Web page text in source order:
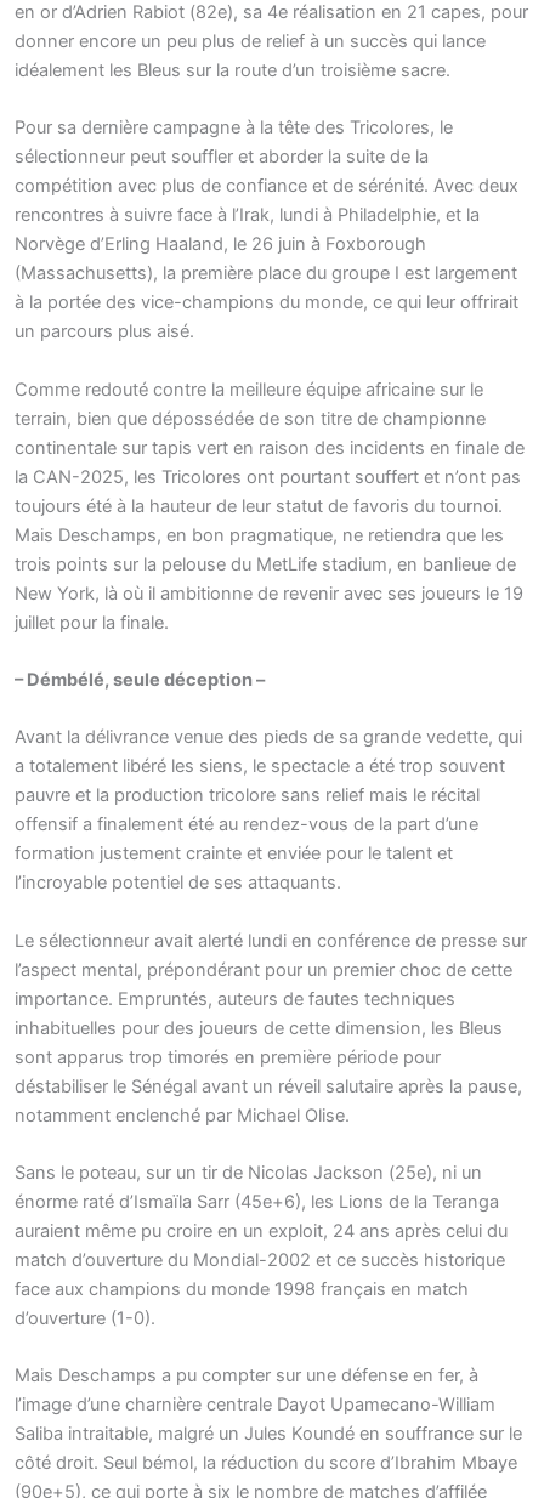
en or d’Adrien Rabiot (82e), sa 4e réalisation en 21 capes, pour
donner encore un peu plus de relief à un succès qui lance
idéalement les Bleus sur la route d’un troisième sacre.
Pour sa dernière campagne à la tête des Tricolores, le
sélectionneur peut souffler et aborder la suite de la
compétition avec plus de confiance et de sérénité. Avec deux
rencontres à suivre face à l’Irak, lundi à Philadelphie, et la
Norvège d’Erling Haaland, le 26 juin à Foxborough
(Massachusetts), la première place du groupe I est largement
à la portée des vice-champions du monde, ce qui leur offrirait
un parcours plus aisé.
Comme redouté contre la meilleure équipe africaine sur le
terrain, bien que dépossédée de son titre de championne
continentale sur tapis vert en raison des incidents en finale de
la CAN-2025, les Tricolores ont pourtant souffert et n’ont pas
toujours été à la hauteur de leur statut de favoris du tournoi.
Mais Deschamps, en bon pragmatique, ne retiendra que les
trois points sur la pelouse du MetLife stadium, en banlieue de
New York, là où il ambitionne de revenir avec ses joueurs le 19
juillet pour la finale.
– Démbélé, seule déception –
Avant la délivrance venue des pieds de sa grande vedette, qui
a totalement libéré les siens, le spectacle a été trop souvent
pauvre et la production tricolore sans relief mais le récital
offensif a finalement été au rendez-vous de la part d’une
formation justement crainte et enviée pour le talent et
l’incroyable potentiel de ses attaquants.
Le sélectionneur avait alerté lundi en conférence de presse sur
l’aspect mental, prépondérant pour un premier choc de cette
importance. Empruntés, auteurs de fautes techniques
inhabituelles pour des joueurs de cette dimension, les Bleus
sont apparus trop timorés en première période pour
déstabiliser le Sénégal avant un réveil salutaire après la pause,
notamment enclenché par Michael Olise.
Sans le poteau, sur un tir de Nicolas Jackson (25e), ni un
énorme raté d’Ismaïla Sarr (45e+6), les Lions de la Teranga
auraient même pu croire en un exploit, 24 ans après celui du
match d’ouverture du Mondial-2002 et ce succès historique
face aux champions du monde 1998 français en match
d’ouverture (1-0).
Mais Deschamps a pu compter sur une défense en fer, à
l’image d’une charnière centrale Dayot Upamecano-William
Saliba intraitable, malgré un Jules Koundé en souffrance sur le
côté droit. Seul bémol, la réduction du score d’Ibrahim Mbaye
(90e+5), ce qui porte à six le nombre de matches d’affilée